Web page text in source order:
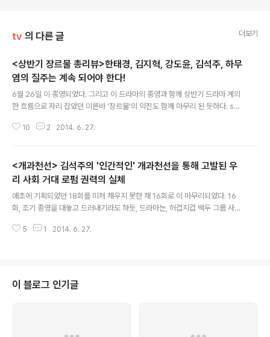
tv 의 다른 글 더보기
<상반기 장르물 총리뷰>한태경, 김지혁, 강도윤, 김석주, 하무
염의 질주는 계속 되어야 한다!
6월 26일 이 종영되었다. 그리고 이 드라마의 종영과 함께 상반기 드라마 계의
한 흐름으로 자리 잡았던 이른바 '장르물'의 약진도 함께 마무리 된 듯하다. sbs
장르물이기 보다는, 신참 형사들의 성장기와, 늘 그렇듯이 경찰서에서 연애하기
하지만, 와 비슷한 무협복수극에 가깝다. mbc 의 후속은 , tvn의 후속은 처럼
로맨스물로, 마치 그간 장르물로 찌푸려진 미간을 달달한 사랑이야기로 달래주
겠다는 듯이 약속이나 한 듯 익숙한 사랑 이야기들이 포진한다. 시청률로만 설
명할..
10 2 2014. 6. 27.
<개과천선> 김석주의 '인간적인' 개과천선을 통해 고발된 우
리 사회 거대 로펌 권력의 실체
애초에 기획되었던 18회를 미처 채우지 못한 채 16회로 이 마무리되었다. 16
회, 조기 종영을 대놓고 드러내기라도 하듯, 드라마는, 허겁지겁 백두 그룹 사건
기대할 떡밥을 던져놓고 한 시즌을 마무리하듯, 16회로 종영한 은 굳이 종영이
움의 단어를 내뱉게 만든다. 하지만, 때도 번번히 문제가 되었던 늦은 쪽대본의
문제가, 이번 에서도 결국 해결되지 않은 채 조기 종영이라는 사태의 한 원인이
5 1 2014. 6. 27.
이 블로그 인기글